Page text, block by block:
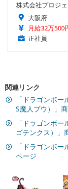
株式会社プロジ
大阪府
月給32万500
正社員
関連リンク
「ドラゴンボ
S魔人ブウ）」
「ドラゴンボ
ゴテンクス）」
「ドラゴンボ
ページ